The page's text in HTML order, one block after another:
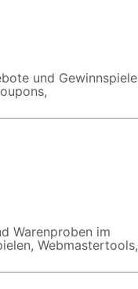
und Gewinnspiele
Warenproben im
Webmastertools,